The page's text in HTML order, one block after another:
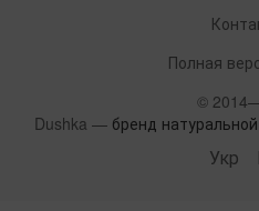
Полная
©
Dushka — бренд
Укр